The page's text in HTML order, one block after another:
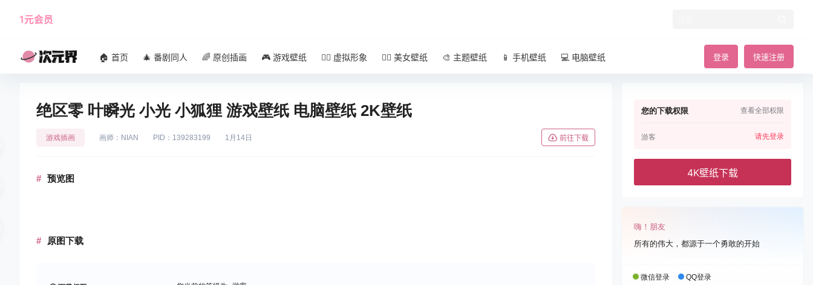
1元会员
登录 快速注册
🏠 首页 🎄 番剧同人 🌈 原创插画 🎮 游戏壁纸 🧚‍♀️ 虚拟形象 🧜‍♀️ 美女壁纸 🎨 主题壁纸 📱 手机壁纸 💻 电脑壁纸
绝区零 叶瞬光 小光 小狐狸 游戏壁纸 电脑壁纸 2K壁纸
游戏插画 画师：NIAN PID：139283199 1月14日 前往下载
预览图
原图下载
您的下载权限 查看全部权限
游客 请先登录
4K壁纸下载
嗨！朋友
所有的伟大，都源于一个勇敢的开始
微信登录 QQ登录